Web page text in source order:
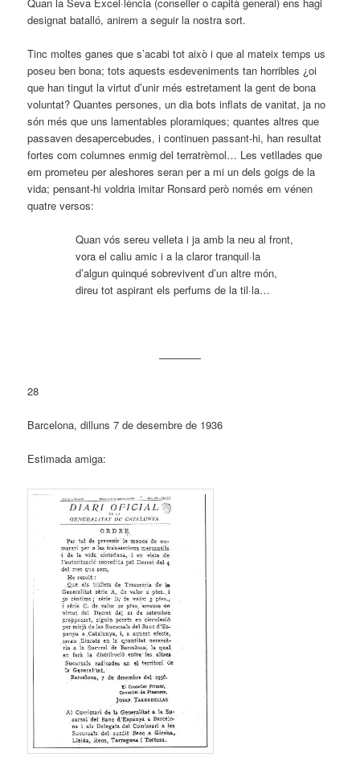
designat batalló, anirem a seguir la nostra sort.
Tinc moltes ganes que s’acabi tot això i que al mateix temps us
poseu ben bona; tots aquests esdeveniments tan horribles ¿oi
que han tingut la virtut d’unir més estretament la gent de bona
voluntat? Quantes persones, un dia bots inflats de vanitat, ja no
són més que uns lamentables ploramiques; quantes altres que
passaven desapercebudes, i continuen passant-hi, han resultat
fortes com columnes enmig del terratrèmol… Les vetllades que
em prometeu per aleshores seran per a mi un dels goigs de la
vida; pensant-hi voldria imitar Ronsard però només em vénen
quatre versos:
Quan vós sereu velleta i ja amb la neu al front,
vora el caliu amic i a la claror tranquil·la
d’algun quinqué sobrevivent d’un altre món,
direu tot aspirant els perfums de la til·la…
————
28
Barcelona, dilluns 7 de desembre de 1936
Estimada amiga: